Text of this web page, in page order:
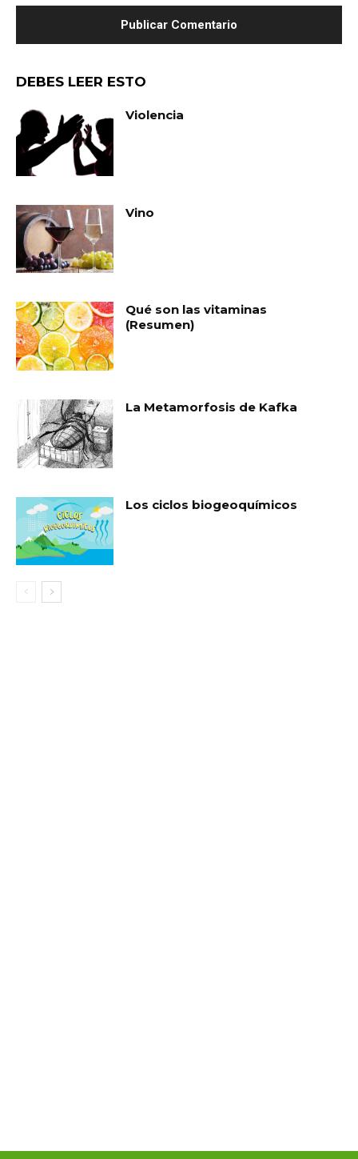
DEBES LEER ESTO
Violencia
Vino
Qué son las vitaminas
(Resumen)
La Metamorfosis de Kafka
Los ciclos biogeoquímicos